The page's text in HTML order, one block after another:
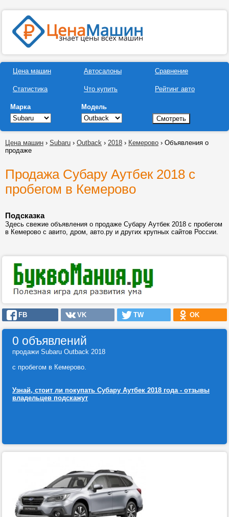
Цена машин
Статистика
Автосалоны
Что купить
Сравнение
Рейтинг авто
Марка Модель
Цена машин › Subaru › Outback › 2018 › Кемерово › Объявления о
продаже
Продажа Субару Аутбек 2018 с
пробегом в Кемерово
Подсказка
Здесь свежие объявления о продаже Субару Аутбек 2018 с пробегом
в Кемерово с авито, дром, авто.ру и других крупных сайтов России.
FB VK TW OK
0 объявлений
продажи Subaru Outback 2018
с пробегом в Кемерово.
Узнай, стоит ли покупать Субару Аутбек 2018 года - отзывы
владельцев подскажут